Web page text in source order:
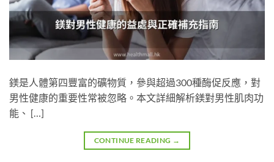
鎂是人體第四豐富的礦物質，參與超過300種酶促反應，對
男性健康的重要性常被忽略。本文詳細解析鎂對男性肌肉功
能、 […]
CONTINUE READING →